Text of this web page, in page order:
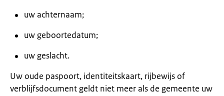
uw achternaam;
uw geboortedatum;
uw geslacht.
Uw oude paspoort, identiteitskaart, rijbewijs of
verblijfsdocument geldt niet meer als de gemeente uw